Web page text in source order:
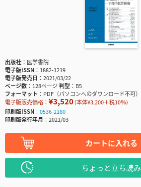
出版社
医学書院
電子版ISSN
1882-1219
電子版発売日
2021/03/22
ページ数
128ページ判型
B5
フォーマット
PDF（パソコンへのダウンロード不可）
電子版販売価格： ¥3,520(本体¥3,200＋税10％)
印刷版ISSN
0536-2180
印刷版発行年月
2021/03
カートに入れる
ちょっと立ち読み